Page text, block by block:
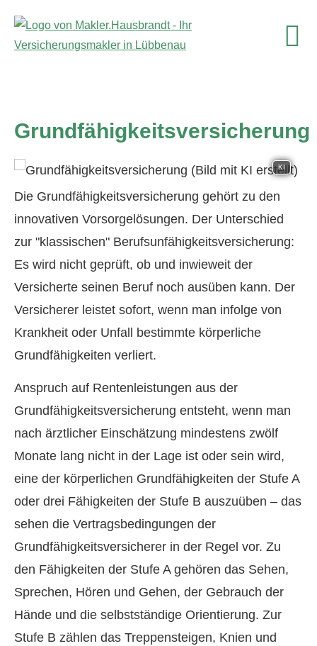
Grundfähigkeitsversicherung
KI
Die Grundfähigkeitsversicherung gehört zu den
innovativen Vorsorgelösungen. Der Unterschied
zur "klassischen" Berufs­unfähig­keitsversicherung:
Es wird nicht geprüft, ob und inwieweit der
Versicherte seinen Beruf noch ausüben kann. Der
Versicherer leistet sofort, wenn man infolge von
Krankheit oder Unfall bestimmte körperliche
Grundfähigkeiten verliert.
Anspruch auf Rentenleistungen aus der
Grundfähigkeitsversicherung entsteht, wenn man
nach ärztlicher Einschätzung mindestens zwölf
Monate lang nicht in der Lage ist oder sein wird,
eine der körperlichen Grundfähigkeiten der Stufe A
oder drei Fähigkeiten der Stufe B auszuüben – das
sehen die Vertragsbedingungen der
Grundfähigkeitsversicherer in der Regel vor. Zu
den Fähigkeiten der Stufe A gehören das Sehen,
Sprechen, Hören und Gehen, der Gebrauch der
Hände und die selbstständige Orientierung. Zur
Stufe B zählen das Treppensteigen, Knien und